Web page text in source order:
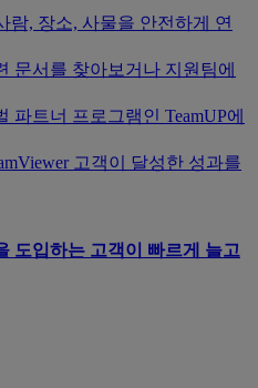
람, 장소, 사물을 안전하게 연
문서를 찾아보거나 지원팀에
파트너 프로그램인 TeamUP에
고객이 달성한 성과를
도입하는 고객이 빠르게 늘고